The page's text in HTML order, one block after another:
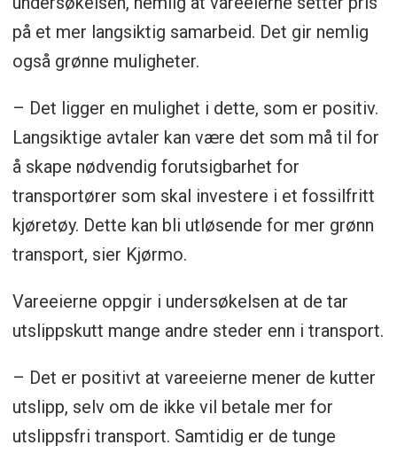
på et mer langsiktig samarbeid. Det gir nemlig
også grønne muligheter.
– Det ligger en mulighet i dette, som er positiv.
Langsiktige avtaler kan være det som må til for
å skape nødvendig forutsigbarhet for
transportører som skal investere i et fossilfritt
kjøretøy. Dette kan bli utløsende for mer grønn
transport, sier Kjørmo.
Vareeierne oppgir i undersøkelsen at de tar
utslippskutt mange andre steder enn i transport.
– Det er positivt at vareeierne mener de kutter
utslipp, selv om de ikke vil betale mer for
utslippsfri transport. Samtidig er de tunge